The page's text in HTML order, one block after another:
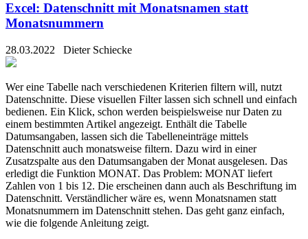
Excel: Datenschnitt mit Monatsnamen statt
Monatsnummern
28.03.2022 Dieter Schiecke
Wer eine Tabelle nach verschiedenen Kriterien filtern will, nutzt
Datenschnitte. Diese visuellen Filter lassen sich schnell und einfach
bedienen. Ein Klick, schon werden beispielsweise nur Daten zu
einem bestimmten Artikel angezeigt. Enthält die Tabelle
Datumsangaben, lassen sich die Tabelleneinträge mittels
Datenschnitt auch monatsweise filtern. Dazu wird in einer
Zusatzspalte aus den Datumsangaben der Monat ausgelesen. Das
erledigt die Funktion MONAT. Das Problem: MONAT liefert
Zahlen von 1 bis 12. Die erscheinen dann auch als Beschriftung im
Datenschnitt. Verständlicher wäre es, wenn Monatsnamen statt
Monatsnummern im Datenschnitt stehen. Das geht ganz einfach,
wie die folgende Anleitung zeigt.